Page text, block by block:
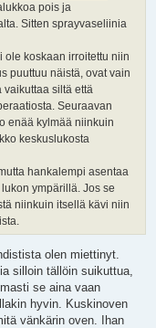
pois ja
Sitten sprayvaseliinia
ole koskaan irroitettu niin
puuttuu näistä, ovat vain
vaikuttaa siltä että
Seuraavan
enää kylmää niinkuin
keskuslukosta
hankalempi asentaa
ympärillä. Jos se
niinkuin itsellä kävi niin
olen miettinyt.
silloin tällöin suikuttua,
se aina vaan
hyvin. Kuskinoven
vänkärin oven. Ihan